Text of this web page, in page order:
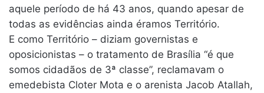
aquele período de há 43 anos, quando apesar de
todas as evidências ainda éramos Território.
E como Território – diziam governistas e
oposicionistas – o tratamento de Brasília “é que
somos cidadãos de 3ª classe”, reclamavam o
emedebista Cloter Mota e o arenista Jacob Atallah,